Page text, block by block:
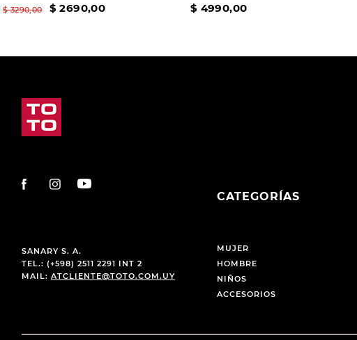
$ 3290,00 $ 2690,00 $ 4990,00
SANARY S. A.
TEL.: (+598) 2511 2291 INT 2
MAIL: ATCLIENTE@TOTO.COM.UY
CATEGORÍAS
MUJER
HOMBRE
NIÑOS
ACCESORIOS